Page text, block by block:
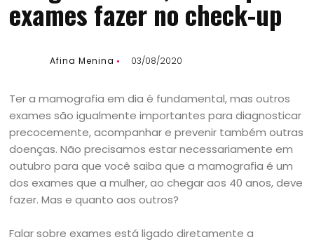
exames fazer no check-up
Afina Menina 03/08/2020
Ter a mamografia em dia é fundamental, mas outros
exames são igualmente importantes para diagnosticar
precocemente, acompanhar e prevenir também outras
doenças. Não precisamos estar necessariamente em
outubro para que você saiba que a mamografia é um
dos exames que a mulher, ao chegar aos 40 anos, deve
fazer. Mas e quanto aos outros?
Falar sobre exames está ligado diretamente a